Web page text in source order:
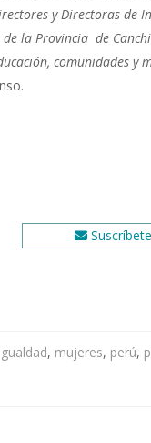
y Directoras
la Provincia de
comunidades
igualdad, mujeres, perú,